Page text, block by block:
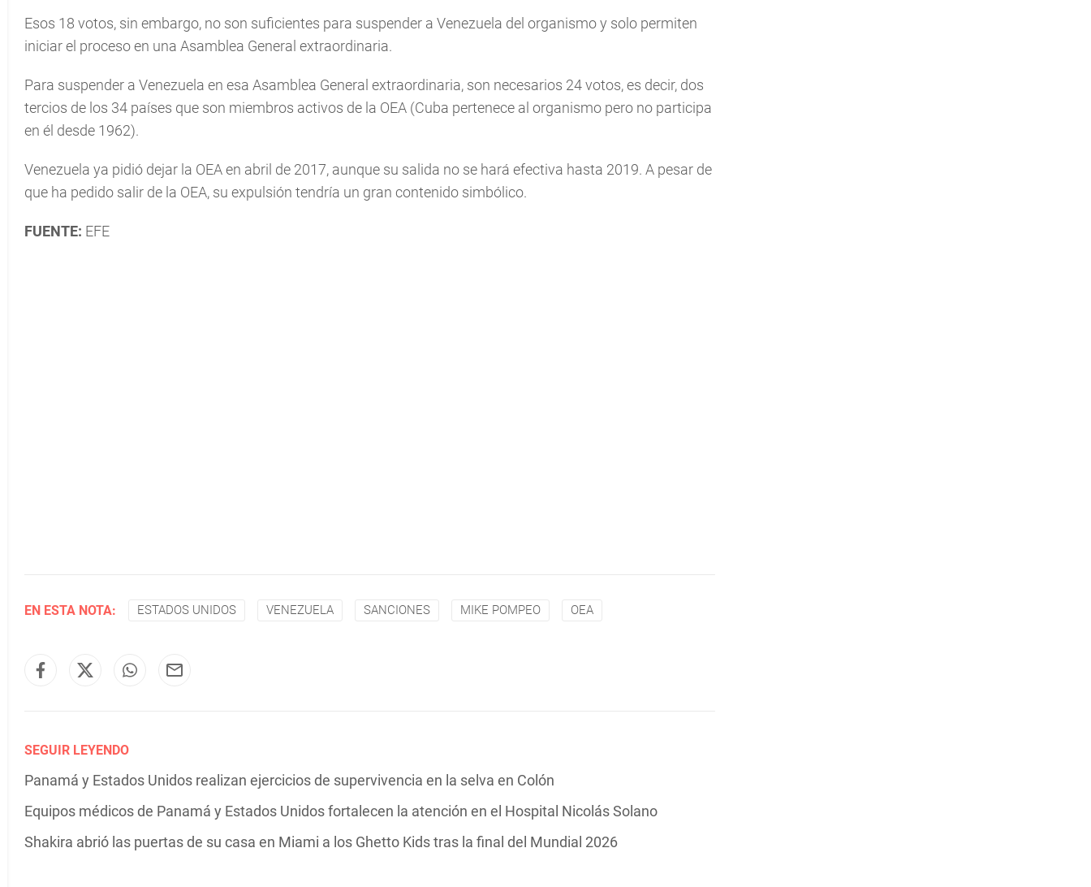
Esos 18 votos, sin embargo, no son suficientes para suspender a Venezuela del organismo y solo permiten
iniciar el proceso en una Asamblea General extraordinaria.
Para suspender a Venezuela en esa Asamblea General extraordinaria, son necesarios 24 votos, es decir, dos
tercios de los 34 países que son miembros activos de la OEA (Cuba pertenece al organismo pero no participa
en él desde 1962).
Venezuela ya pidió dejar la OEA en abril de 2017, aunque su salida no se hará efectiva hasta 2019. A pesar de
que ha pedido salir de la OEA, su expulsión tendría un gran contenido simbólico.
FUENTE: EFE
EN ESTA NOTA: ESTADOS UNIDOS VENEZUELA SANCIONES MIKE POMPEO OEA
SEGUIR LEYENDO
Panamá y Estados Unidos realizan ejercicios de supervivencia en la selva en Colón
Equipos médicos de Panamá y Estados Unidos fortalecen la atención en el Hospital Nicolás Solano
Shakira abrió las puertas de su casa en Miami a los Ghetto Kids tras la final del Mundial 2026